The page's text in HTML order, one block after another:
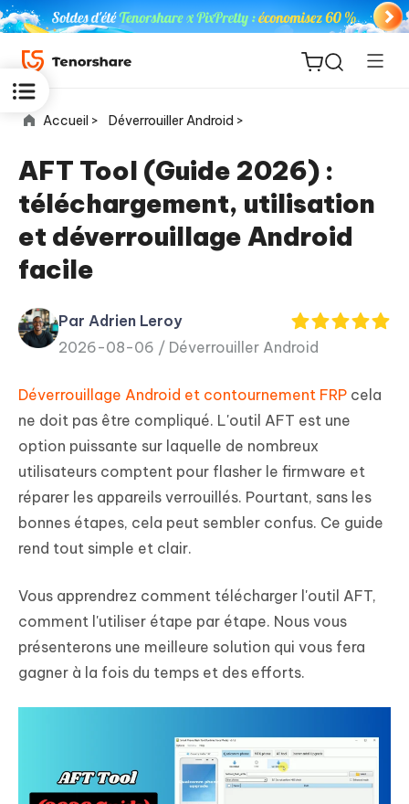
ReiBoot
for iOS
PDF
Editor
iAnyGo
Accueil > Déverrouiller Android >
AFT Tool (Guide 2026) :
téléchargement, utilisation
et déverrouillage Android
facile
Par Adrien Leroy
2026-08-06 / Déverrouiller Android
Déverrouillage Android et contournement FRP cela
ne doit pas être compliqué. L'outil AFT est une
option puissante sur laquelle de nombreux
utilisateurs comptent pour flasher le firmware et
réparer les appareils verrouillés. Pourtant, sans les
bonnes étapes, cela peut sembler confus. Ce guide
rend tout simple et clair.
Vous apprendrez comment télécharger l'outil AFT,
comment l'utiliser étape par étape. Nous vous
présenterons une meilleure solution qui vous fera
gagner à la fois du temps et des efforts.